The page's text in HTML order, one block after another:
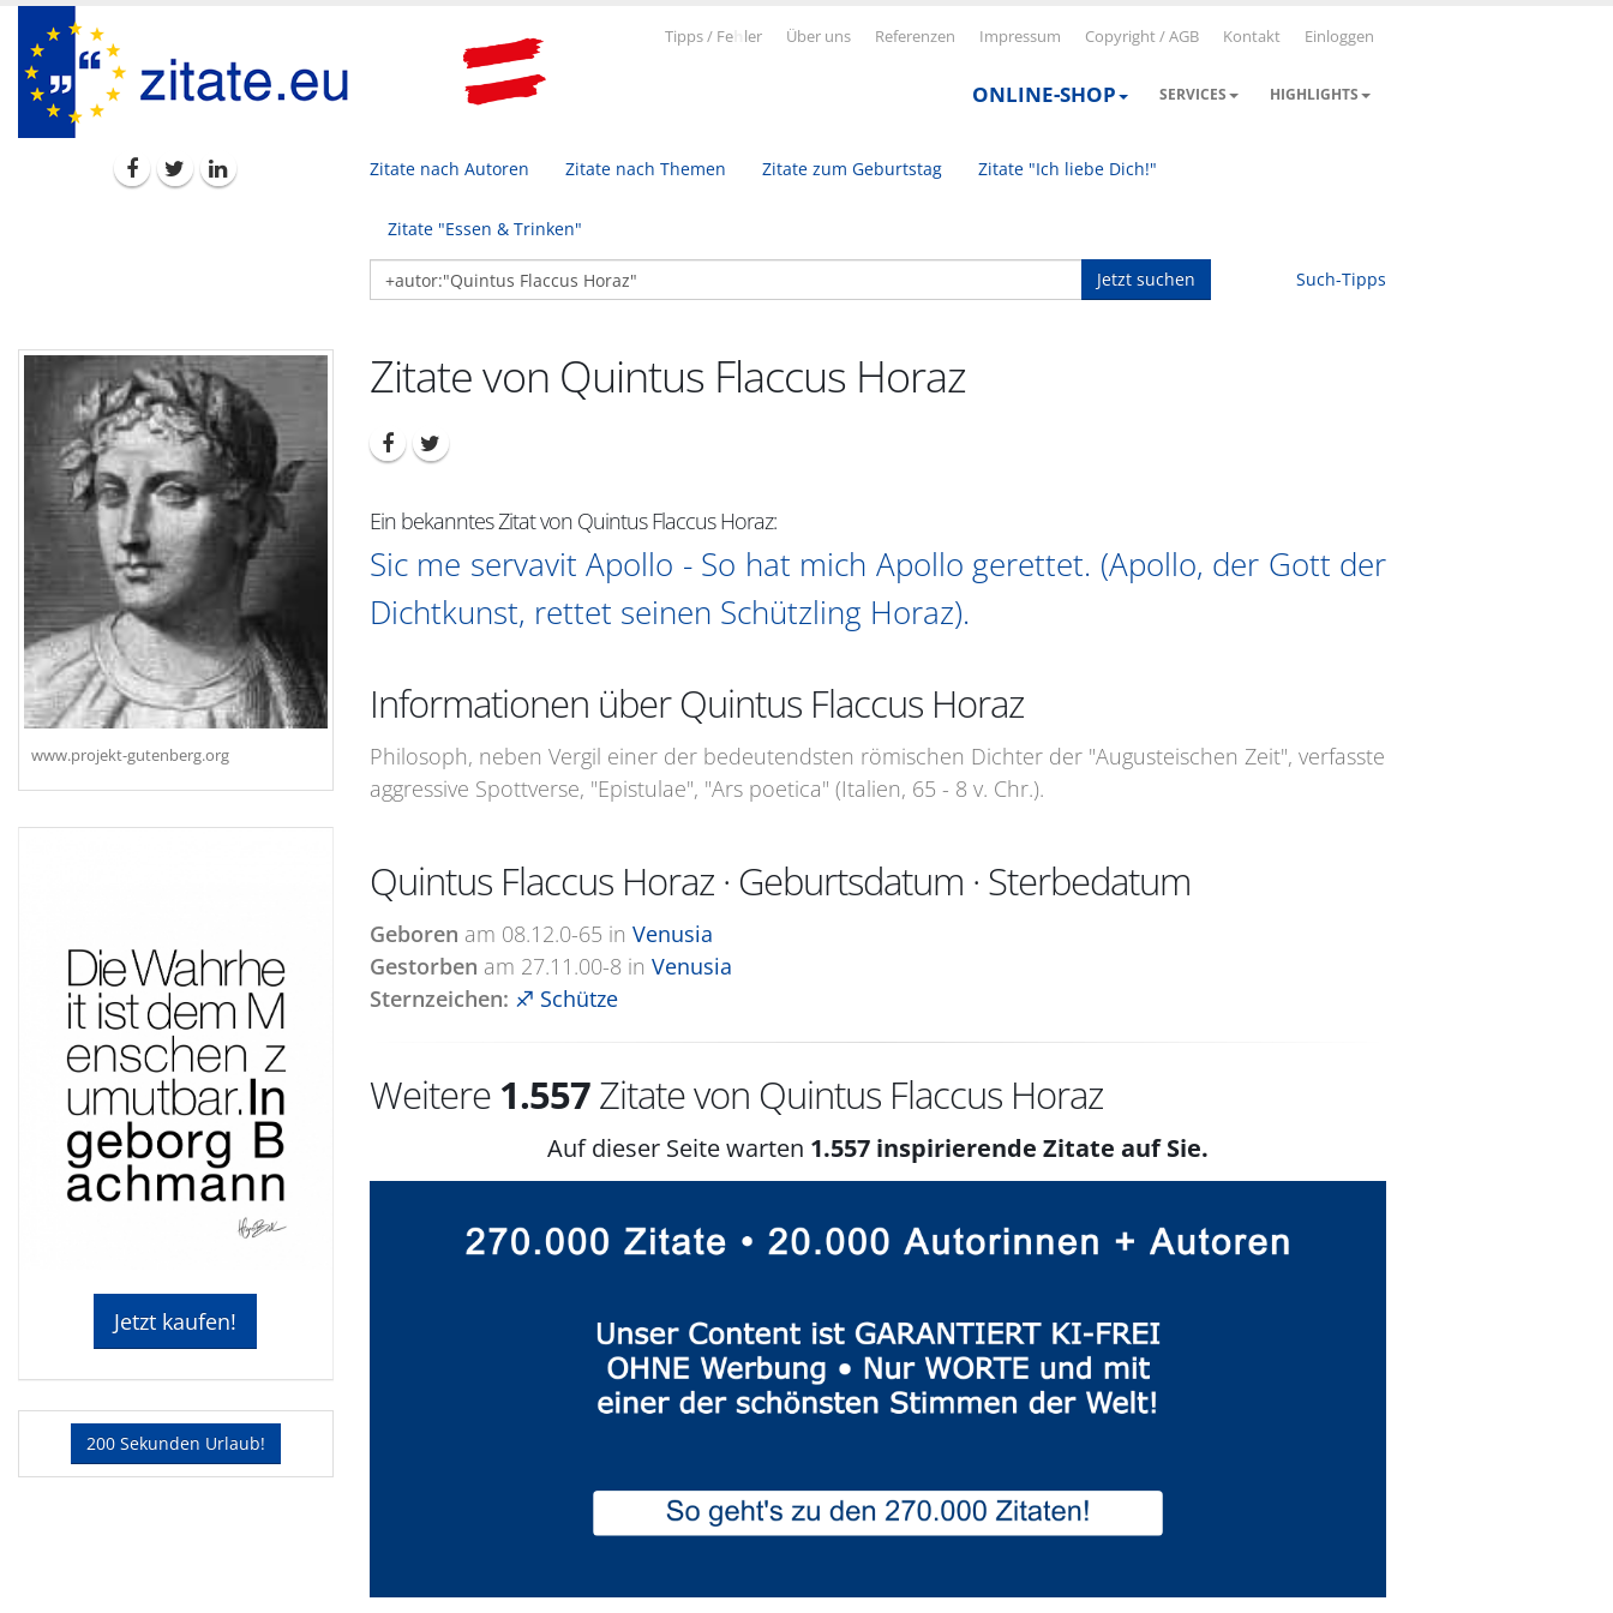
Tipps / Fe ler Über uns Referenzen Impressum Copyright / AGB Kontakt Einloggen
ONLINE-SHOP SERVICES HIGHLIGHTS
Zitate nach Autoren Zitate nach Themen Zitate zum Geburtstag Zitate "Ich liebe Dich!"
Zitate "Essen & Trinken"
Jetzt suchen Such-Tipps
www.projekt-gutenberg.org
Jetzt kaufen!
200 Sekunden Urlaub!
Zitate von Quintus Flaccus Horaz
Ein bekanntes Zitat von Quintus Flaccus Horaz:
Sic me servavit Apollo - So hat mich Apollo gerettet. (Apollo, der Gott der
Dichtkunst, rettet seinen Schützling Horaz).
Informationen über Quintus Flaccus Horaz
Philosoph, neben Vergil einer der bedeutendsten römischen Dichter der "Augusteischen Zeit", verfasste
aggressive Spottverse, "Epistulae", "Ars poetica" (Italien, 65 - 8 v. Chr.).
Quintus Flaccus Horaz · Geburtsdatum · Sterbedatum
Geboren am 08.12.0-65 in Venusia
Gestorben am 27.11.00-8 in Venusia
Sternzeichen: ♐ Schütze
Weitere 1.557Zitate von Quintus Flaccus Horaz
Auf dieser Seite warten 1.557 inspirierende Zitate auf Sie.